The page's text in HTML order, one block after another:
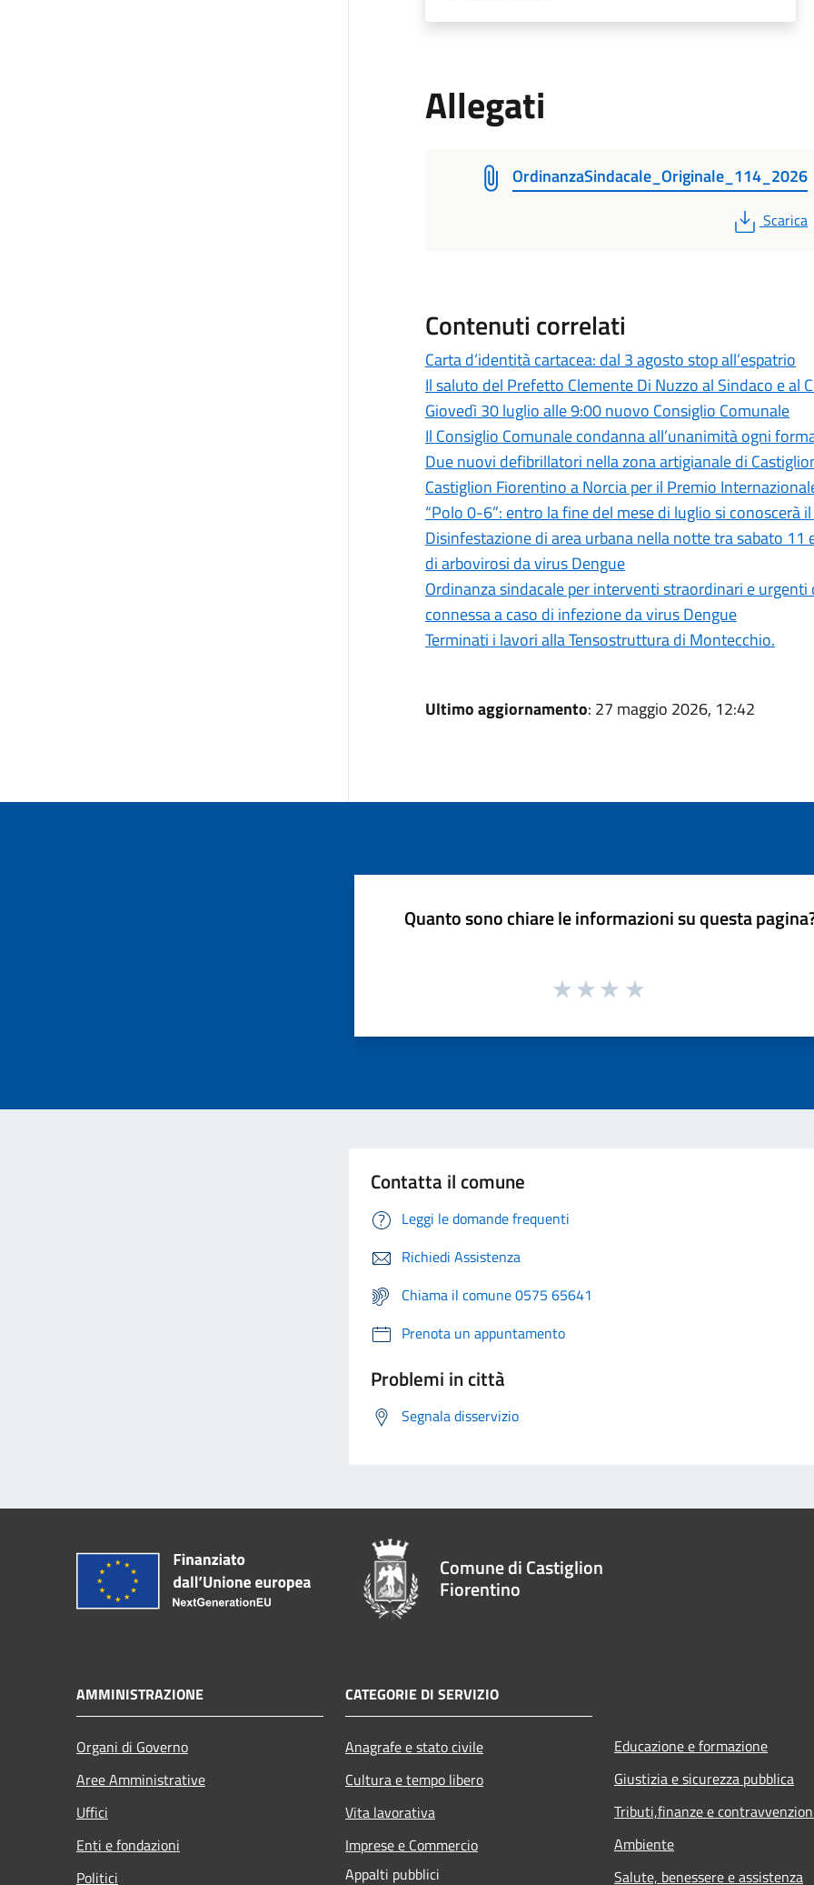
Allegati
OrdinanzaSindacale_Originale_114_2026
PDF
Scarica
Contenuti correlati
Carta d’identità cartacea: dal 3 agosto stop all’espatrio
Il saluto del Prefetto Clemente Di Nuzzo al Sindaco e al
Giovedì 30 luglio alle 9:00 nuovo Consiglio Comunale
Il Consiglio Comunale condanna all’unanimità ogni
Due nuovi defibrillatori nella zona artigianale di
Castiglion Fiorentino a Norcia per il Premio
“Polo 0-6”: entro la fine del mese di luglio si
Disinfestazione di area urbana nella notte tra sabato
di arbovirosi da virus Dengue
Ordinanza sindacale per interventi straordinari e
connessa a caso di infezione da virus Dengue
Terminati i lavori alla Tensostruttura di Montecchio.
Ultimo aggiornamento: 27 maggio 2026, 12:42
Quanto sono chiare le informazioni su questa
Contatta il comune
Leggi le domande frequenti
Richiedi Assistenza
Chiama il comune 0575 65641
Prenota un appuntamento
Problemi in città
Segnala disservizio
Comune di Castiglion
Fiorentino
AMMINISTRAZIONE
Organi di Governo
Aree Amministrative
Uffici
Enti e fondazioni
Politici
CATEGORIE DI SERVIZIO
Anagrafe e stato civile
Cultura e tempo libero
Vita lavorativa
Imprese e Commercio
Appalti pubblici
Educazione e formazione
Giustizia e sicurezza pubblica
Tributi,finanze e
Ambiente
Salute, benessere e assistenza